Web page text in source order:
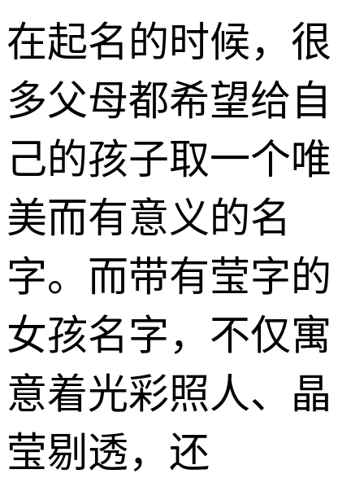
在起名的时候，很
多父母都希望给自
己的孩子取一个唯
美而有意义的名
字。而带有莹字的
女孩名字，不仅寓
意着光彩照人、晶
莹剔透，还